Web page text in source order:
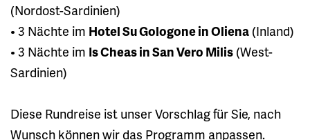
(Nordost-Sardinien)
• 3 Nächte im Hotel Su Gologone in Oliena (Inland)
• 3 Nächte im Is Cheas in San Vero Milis (West-
Sardinien)
Diese Rundreise ist unser Vorschlag für Sie, nach
Wunsch können wir das Programm anpassen.